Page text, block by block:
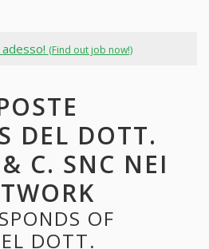
(Find out job now!)
DEL DOTT.
C. SNC NEI
OF
DOTT.